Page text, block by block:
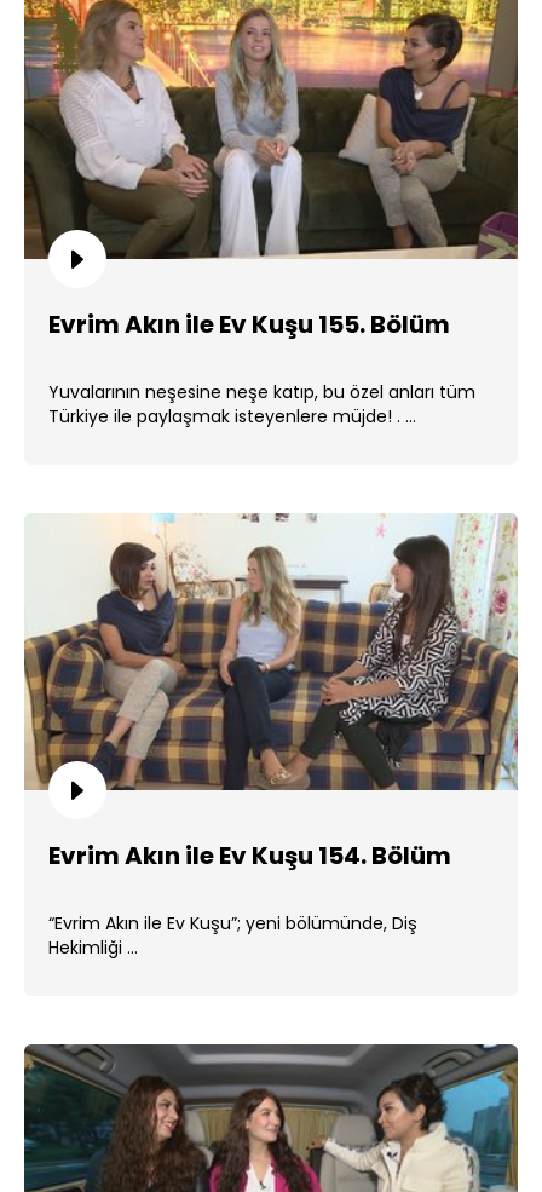
Evrim Akın ile Ev Kuşu 155. Bölüm
Yuvalarının neşesine neşe katıp, bu özel anları tüm
Türkiye ile paylaşmak isteyenlere müjde! . ...
Evrim Akın ile Ev Kuşu 154. Bölüm
“Evrim Akın ile Ev Kuşu”; yeni bölümünde, Diş
Hekimliği ...